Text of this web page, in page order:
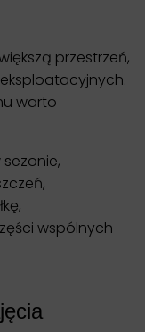
przestrzeń,
warto
wspólnych